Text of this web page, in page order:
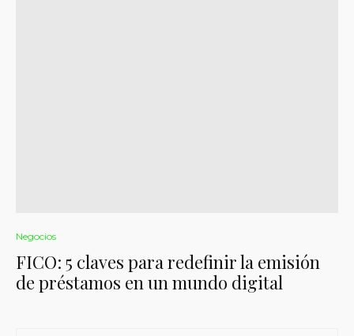
Negocios
FICO: 5 claves para redefinir la emisión
de préstamos en un mundo digital